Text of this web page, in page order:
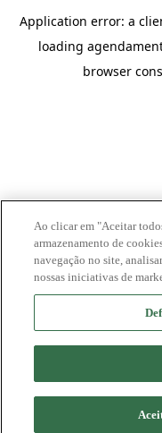
Application error: a
loading
browser
Ao clicar em "Aceitar
armazenamento de
navegação no site,
nossas iniciativas de